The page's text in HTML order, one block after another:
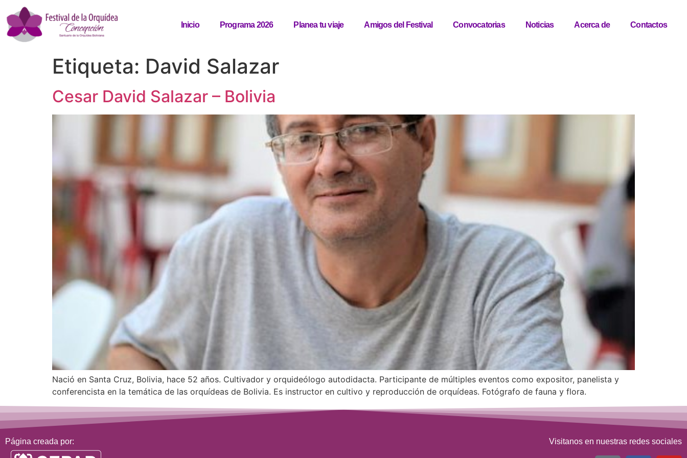
Inicio Programa 2026 Planea tu viaje Amigos del Festival Convocatorias Noticias Acerca de Contactos
Etiqueta: David Salazar
Cesar David Salazar – Bolivia
Nació en Santa Cruz, Bolivia, hace 52 años. Cultivador y orquideólogo autodidacta. Participante de múltiples eventos como expositor, panelista y
conferencista en la temática de las orquídeas de Bolivia. Es instructor en cultivo y reproducción de orquídeas. Fotógrafo de fauna y flora.
Página creada por: Visitanos en nuestras redes sociales